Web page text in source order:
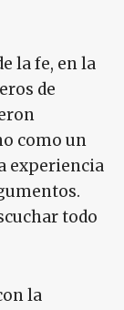
la fe, en la
de
como un
experiencia
todo
la